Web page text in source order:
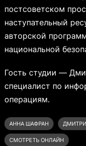
постсоветском
наступательный
авторской
национальной
Гость студии —
специалист по
операциям.
АННА ШАФРАН
СМОТРЕТЬ ОНЛАЙН